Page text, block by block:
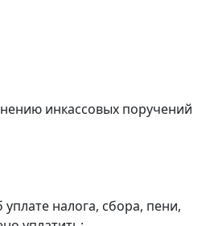
инкассовых поручений
налога, сбора, пени,